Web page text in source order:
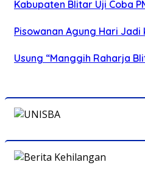
Kabupaten Blitar Uji Coba
Pisowanan Agung Hari
Usung “Manggih Raharja